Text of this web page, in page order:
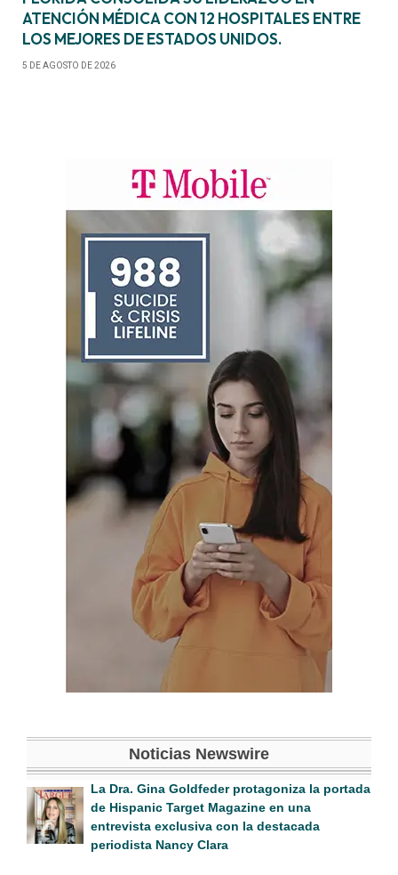
ATENCIÓN MÉDICA CON 12 HOSPITALES ENTRE
LOS MEJORES DE ESTADOS UNIDOS.
5 DE AGOSTO DE 2026
Noticias Newswire
La Dra. Gina Goldfeder protagoniza la portada
de Hispanic Target Magazine en una
entrevista exclusiva con la destacada
periodista Nancy Clara